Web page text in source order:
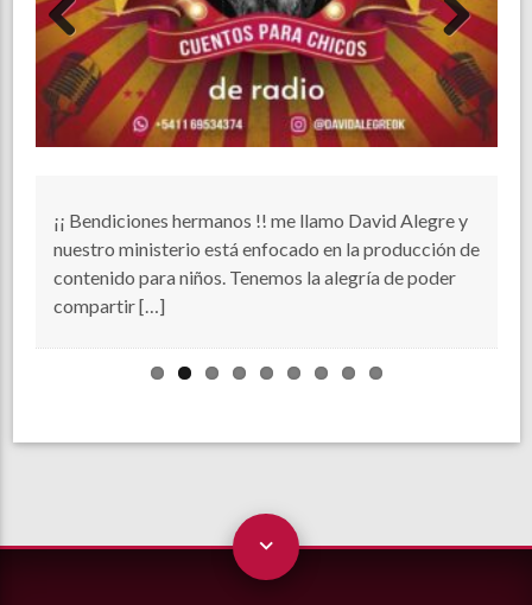
¡¡ Bendiciones hermanos !! me llamo David Alegre y
nuestro ministerio está enfocado en la producción de
contenido para niños. Tenemos la alegría de poder
compartir […]
Previous Next